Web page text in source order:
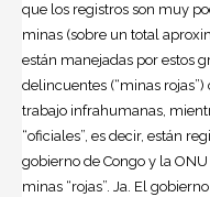
que los registros son muy
minas (sobre un total
están manejadas por estos
delincuentes (“minas
trabajo infrahumanas,
“oficiales”, es decir, están
gobierno de Congo y la
minas “rojas”. Ja. El